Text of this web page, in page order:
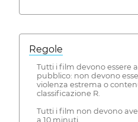
Regole
Tutti i film devono essere
pubblico: non devono
violenza estrema o
classificazione R.
Tutti i film non devono
a 10 minuti.